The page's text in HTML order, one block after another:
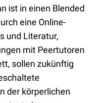
ist in einen Blended
eine Online-
und Literatur,
mit Peertutoren
sollen zukünftig
der körperlichen